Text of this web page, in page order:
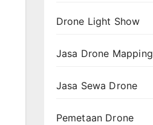
Drone Light Show
Jasa Drone Mapping
Jasa Sewa Drone
Pemetaan Drone